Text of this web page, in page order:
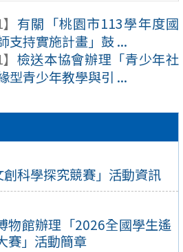
科學探究競賽」活動資訊
物館辦理「2026全國學生遙
賽」活動簡章
有關「桃園市113學年度國
支持實施計畫」鼓 ...
檢送本協會辦理「青少年社
型青少年教學與引 ...